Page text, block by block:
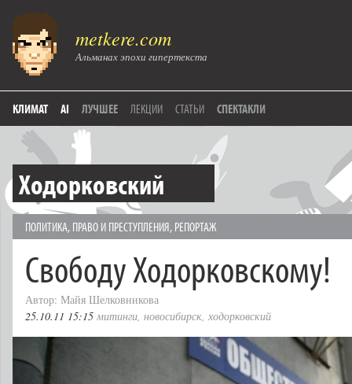
metkere.com
Альманах эпохи гипертекста
КЛИМАТ AI ЛУЧШЕЕ ЛЕКЦИИ СТАТЬИ СПЕКТАКЛИ
Ходорковский
ПОЛИТИКА, ПРАВО И ПРЕСТУПЛЕНИЯ, РЕПОРТАЖ
Свободу Ходорковскому!
Автор: Майя Шелковникова
25.10.11 15:15 митинги, новосибирск, ходорковский